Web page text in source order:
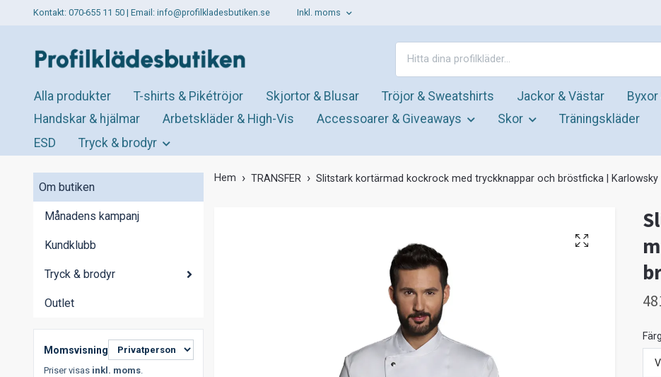
Kontakt: 070-655 11 50 | Email: info@profilkladesbutiken.se Inkl. moms
Alla produkter T-shirts & Pikétröjor Skjortor & Blusar Tröjor & Sweatshirts Jackor & Västar
Handskar & hjälmar
Arbetskläder & High-Vis Accessoarer & Giveaways Skor Träningskläder
ESD
Tryck & brodyr
Om butiken
Månadens kampanj
Kundklubb
Tryck & brodyr
Outlet
Momsvisning
Priser visas inkl. moms.
Hem TRANSFER Slitstark kortärmad kockrock med tryckknappar och bröstficka | Karlowsky
Färg